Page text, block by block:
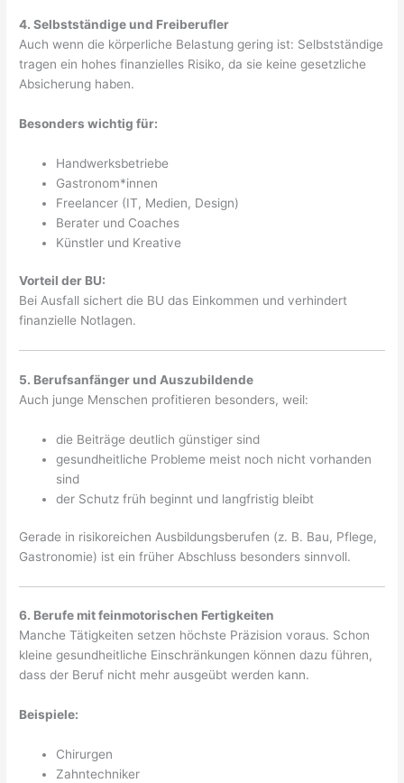
4. Selbstständige und Freiberufler
Auch wenn die körperliche Belastung gering ist: Selbstständige
tragen ein hohes finanzielles Risiko, da sie keine gesetzliche
Absicherung haben.
Besonders wichtig für:
Handwerksbetriebe
Gastronom*innen
Freelancer (IT, Medien, Design)
Berater und Coaches
Künstler und Kreative
Vorteil der BU:
Bei Ausfall sichert die BU das Einkommen und verhindert
finanzielle Notlagen.
5. Berufsanfänger und Auszubildende
Auch junge Menschen profitieren besonders, weil:
die Beiträge deutlich günstiger sind
gesundheitliche Probleme meist noch nicht vorhanden
sind
der Schutz früh beginnt und langfristig bleibt
Gerade in risikoreichen Ausbildungsberufen (z. B. Bau, Pflege,
Gastronomie) ist ein früher Abschluss besonders sinnvoll.
6. Berufe mit feinmotorischen Fertigkeiten
Manche Tätigkeiten setzen höchste Präzision voraus. Schon
kleine gesundheitliche Einschränkungen können dazu führen,
dass der Beruf nicht mehr ausgeübt werden kann.
Beispiele:
Chirurgen
Zahntechniker